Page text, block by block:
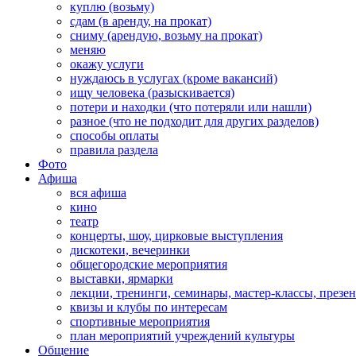
куплю (возьму)
сдам (в аренду, на прокат)
сниму (арендую, возьму на прокат)
меняю
окажу услуги
нуждаюсь в услугах (кроме вакансий)
ищу человека (разыскивается)
потери и находки (что потеряли или нашли)
разное (что не подходит для других разделов)
способы оплаты
правила раздела
Фото
Афиша
вся афиша
кино
театр
концерты, шоу, цирковые выступления
дискотеки, вечеринки
общегородские мероприятия
выставки, ярмарки
лекции, тренинги, семинары, мастер-классы,
квизы и клубы по интересам
спортивные мероприятия
план мероприятий учреждений культуры
Общение